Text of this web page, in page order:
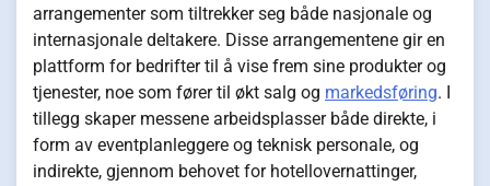
arrangementer som tiltrekker seg både nasjonale og
internasjonale deltakere. Disse arrangementene gir en
plattform for bedrifter til å vise frem sine produkter og
tjenester, noe som fører til økt salg og markedsføring. I
tillegg skaper messene arbeidsplasser både direkte, i
form av eventplanleggere og teknisk personale, og
indirekte, gjennom behovet for hotellovernattinger,